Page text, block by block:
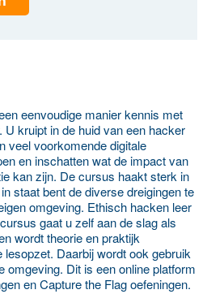
eenvoudige manier kennis met
kruipt in de huid van een hacker
veel voorkomende digitale
en inschatten wat de impact van
kan zijn. De cursus haakt sterk in
staat bent de diverse dreigingen te
omgeving. Ethisch hacken leer
gaat u zelf aan de slag als
wordt theorie en praktijk
Daarbij wordt ook gebruik
Dit is een online platform
en Capture the Flag oefeningen.